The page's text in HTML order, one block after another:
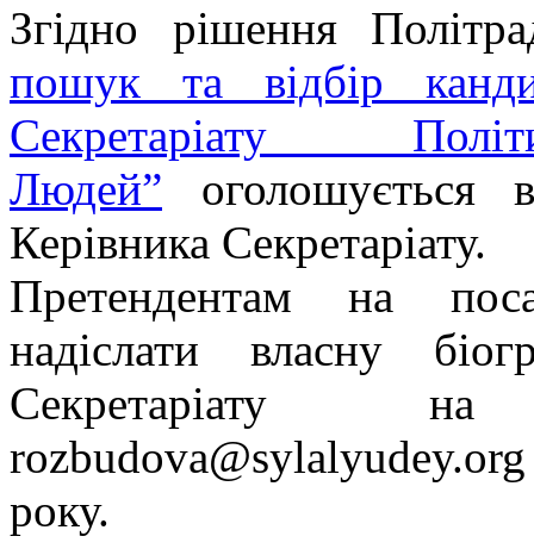
Згідно рішення
пошук та відбір
Секретаріату
Людей” оголошується
Керівника Секретаріату.
Претендентам на
надіслати власну
Секретаріату
року.